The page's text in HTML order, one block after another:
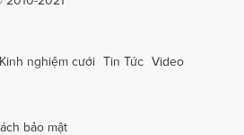
Dịch vụ cưới tại Thanh Hóa
- Huế
Dịch vụ cưới tại Trà Vinh
Kinh nghiệm cưới Tin Tức Video
bảo mật